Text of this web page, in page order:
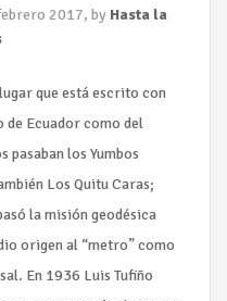
2017, by Hasta la
que está escrito con
Ecuador como del
pasaban los Yumbos
Los Quitu Caras;
la misión geodésica
origen al “metro” como
En 1936 Luis Tufiño